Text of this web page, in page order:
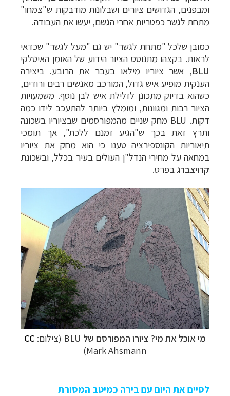
ומבפנים, הגדושים ציורים ושבלונות מודבקות ש"צמחו"
מתחת לגשר כפטריות אחרי הגשם, יעשו את העבודה.
כמובן שלכל "מתחת לגשר" יש גם "מעל לגשר" שכדאי
לראות. בקצהו מתנוסס הציור הידוע של האומן האיטלקי
BLU, אשר ציוריו מילאו בעבר את הרובע. ביצירה
הענקית מופיע איש גדול, המורכב מאנשים רבים ורודים,
כשהוא בדיוק מתכונן לזלילת איש לבן נוסף. משמעויות
הציור רבות ומגוונות, ומומלץ ביותר להתעכב לידו כמה
דקות. BLU מחק שניים מהמפורסמים שבציוריו בשכונה
ותרץ זאת בכך ש"הגיע זמנם ללכת", אך תומכי
תיאוריות הקונספירציה טענו כי הוא מחק את ציוריו
במחאה על מחירי הנדל"ן העולים בעיר בכלל, ובשכונת
קרויצברג בפרט.
מי אוכל את מי? ציורו המפורסם של BLU (צילום: CC
Mark Ahsmann)
לסיים את היום עם בירה כמיטב המסורת